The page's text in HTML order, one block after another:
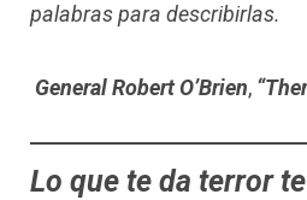
palabras para describirlas.
General Robert O’Brien,
Lo que te da terror